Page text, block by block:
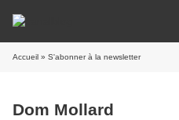
Accueil » S'abonner à la newsletter
Dom Mollard